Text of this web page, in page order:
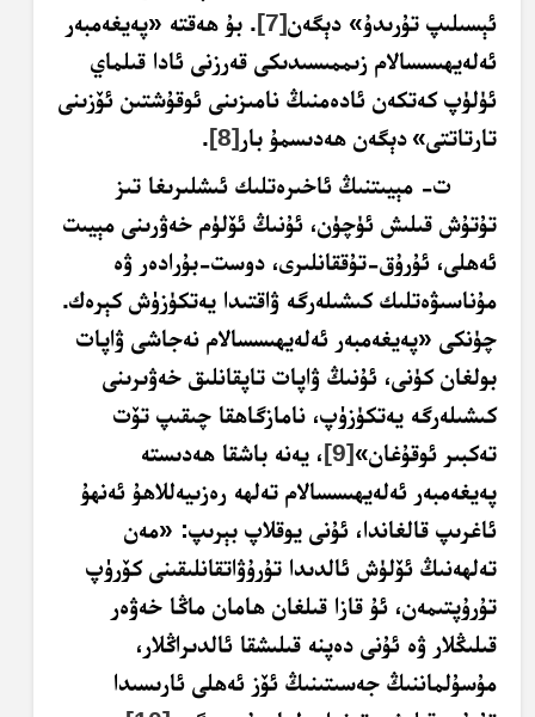
ئېسىلىپ تۇرىدۇ» دېگەن[7]. بۇ ھەقتە «پەيغەمبەر
ئەلەيھىسسالام زىممىسىدىكى قەرزنى ئادا قىلماي
ئۈلۈپ كەتكەن ئادەمنىڭ نامىزىنى ئوقۇشتىن ئۆزىنى
تارتاتتى» دېگەن ھەدىسمۇ بار[8]
.
ت- مېيىتنىڭ ئاخىرەتلىك ئىشلىرىغا تىز
تۇتۇش قىلىش ئۈچۈن، ئۇنىڭ ئۆلۈم خەۋرىنى مېيىت
ئەھلى، ئۇرۇق-تۇققانلىرى، دوست-بۇرادەر ۋە
مۇناسىۋەتلىك كىشىلەرگە ۋاقتىدا يەتكۈزۈش كېرەك.
چۈنكى «پەيغەمبەر ئەلەيھىسسالام نەجاشى ۋاپات
بولغان كۈنى، ئۇنىڭ ۋاپات تاپقانلىق خەۋىرىنى
كىشىلەرگە يەتكۈزۈپ، نامازگاھقا چىقىپ تۆت
تەكبىر ئوقۇغان»[9]، يەنە باشقا ھەدىستە
پەيغەمبەر ئەلەيھىسسالام تەلھە رەزىيەللاھۇ ئەنھۇ
ئاغرىپ قالغاندا، ئۇنى يوقلاپ بېرىپ: «مەن
تەلھەنىڭ ئۆلۈش ئالدىدا تۇرۇۋاتقانلىقىنى كۆرۈپ
تۇرۇپتىمەن، ئۇ قازا قىلغان ھامان ماڭا خەۋەر
قىلىڭلار ۋە ئۇنى دەپنە قىلىشقا ئالدىراڭلار،
مۇسۇلماننىڭ جەسىتىنىڭ ئۆز ئەھلى ئارىسىدا